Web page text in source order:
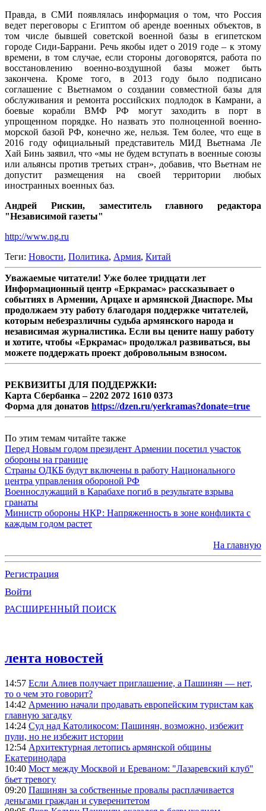
Правда, в СМИ появлялась информация о том, что Россия
ведет переговоры с Египтом об аренде военных объектов, в
том числе бывшей советской военной базы в египетском
городе Сиди-Баррани. Речь якобы идет о 2019 годе – к этому
времени, в том случае, если стороны договорятся, работа по
восстановлению военно-воздушной базы может быть
закончена. Кроме того, в 2013 году было подписано
соглашение с Вьетнамом о создании совместной базы для
обслуживания и ремонта российских подлодок в Камрани, а
боевые корабли ВМФ РФ могут заходить в порт в
упрощенном порядке. Но назвать это полноценной военно-
морской базой РФ, конечно же, нельзя. Тем более, что еще в
2016 году официальный представитель МИД Вьетнама Ле
Хай Бинь заявил, что «мы не будем вступать в военные союзы
или альянсы против третьих стран», добавив, что Вьетнам не
допустит размещения на своей территории любых
иностранных военных баз.
Андрей Рискин, заместитель главного редактора
"Независимой газеты"
http://www.ng.ru
Теги: Новости, Политика, Армия, Китай
Уважаемые читатели! Уже более тридцати лет
Информационный центр «Еркрамас» рассказывает о
событиях в Армении, Арцахе и армянской Диаспоре. Мы
продолжаем эту работу благодаря поддержке читателей,
которым небезразличны судьба армянского народа и
независимая журналистика. Если вы цените нашу работу
и хотите, чтобы «Еркрамас» продолжал развиваться, вы
можете поддержать проект добровольным взносом.
РЕКВИЗИТЫ ДЛЯ ПОДДЕРЖКИ:
Карта Сбербанка – 2202 2072 1610 0373
Форма для донатов https://dzen.ru/yerkramas?donate=true
По этим темам читайте также
Перед Новым годом президент Армении посетил участок
обороны на границе
Страны ОДКБ будут включены в работу Национального
центра управления обороной РФ
Военнослужащий в Карабахе погиб в результате взрыва
гранаты
Министр обороны НКР: Напряженность в зоне конфликта с
каждым годом растет
На главную
Регистрация
Войти
РАСШИРЕННЫЙ ПОИСК
лента новостей
14:57 Если Алиев получает приглашение, а Пашинян — нет,
то о чем это говорит?
14:42 Армению начали продавать европейским туристам как
главную загадку
14:24 Суд над Католикосом: Пашинян, возможно, избежит
пули, но не избежит истории
12:54 Архитектурная летопись армянской общины
Екатеринодара
10:40 Мост между Москвой и Ереваном: "Лазаревский клуб"
бьет тревогу
09:20 Пашинян за собственные провалы расплачивается
деньгами граждан и суверенитетом